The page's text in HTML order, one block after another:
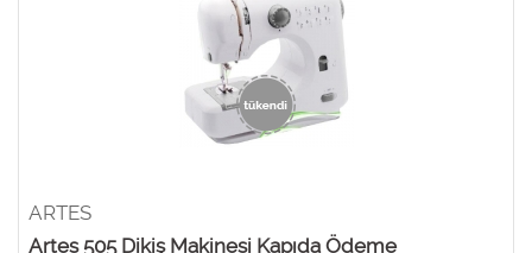
ARTES
Artes 505 Dikiş Makinesi Kapıda Ödeme